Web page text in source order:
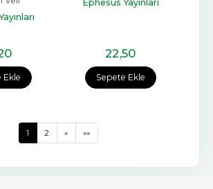
Ekle Sepete Ekle
Ephesus Yayınları
22,50
1 2 » »»